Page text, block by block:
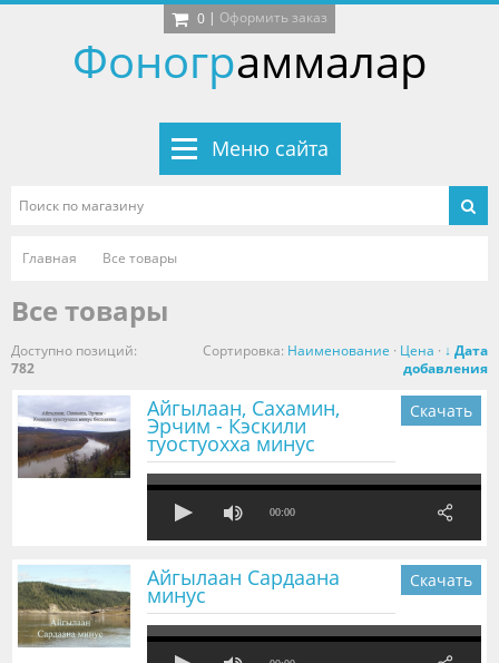
0 | Оформить заказ
Фонограммалар
Меню сайта
Главная Все товары
Все товары
Доступно позиций:
782
Сортировка: Наименование · Цена · ↓ Дата
добавления
Айгылаан, Сахамин,
Эрчим - Кэскили
туостуохха минус
Скачать
00:00
Айгылаан Сардаана
минус
Скачать